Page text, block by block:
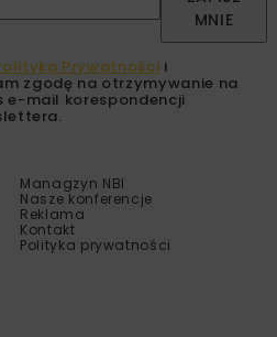
MNIE
Prywatności i
zgodę na otrzymywanie na
e-mail korespondencji
Managzyn NBI
Nasze konferencje
Reklama
Kontakt
Polityka prywatności